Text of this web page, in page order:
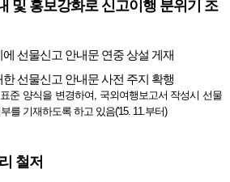
및 홍보강화로 신고이행 분위기 조
선물신고 안내문 연중 상설 게재
선물신고 안내문 사전 주지 확행
준 양식을 변경하여, 국외여행보고서 작성시 선물
를 기재하도록 하고 있음('15. 11.부터)
철저